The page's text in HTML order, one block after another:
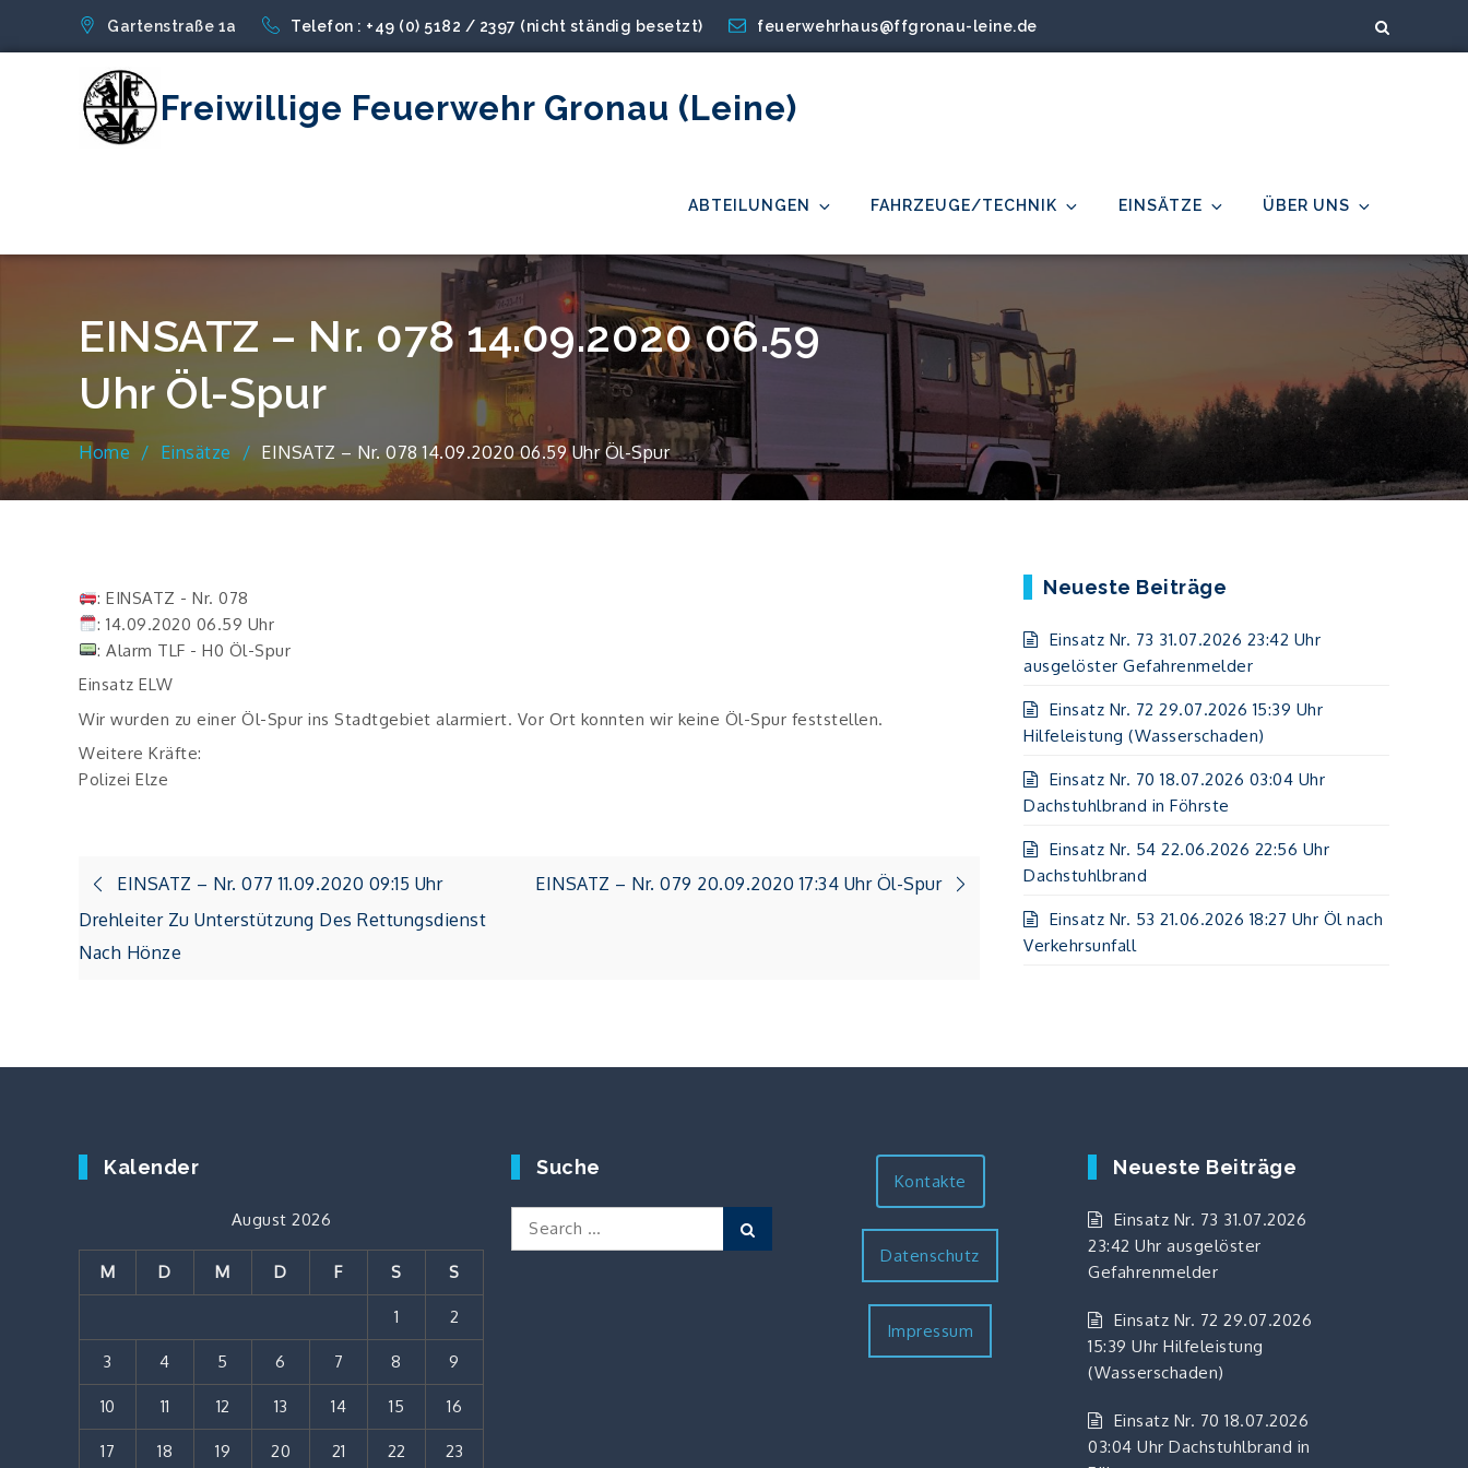
Gartenstraße 1a Telefon : +49 (0) 5182 / 2397 (nicht ständig besetzt) feuerwehrhaus@ffgronau-leine.de
Freiwillige Feuerwehr Gronau (Leine)
ABTEILUNGEN FAHRZEUGE/TECHNIK EINSÄTZE ÜBER UNS
EINSATZ – Nr. 078 14.09.2020 06.59
Uhr Öl-Spur
Home Einsätze EINSATZ – Nr. 078 14.09.2020 06.59 Uhr Öl-Spur
: EINSATZ - Nr. 078
: 14.09.2020 06.59 Uhr
: Alarm TLF - H0 Öl-Spur
Einsatz ELW
Wir wurden zu einer Öl-Spur ins Stadtgebiet alarmiert. Vor Ort konnten wir keine Öl-Spur feststellen.
Weitere Kräfte:
Polizei Elze
Beitragsnavigation
EINSATZ – Nr. 077 11.09.2020 09:15 Uhr
Drehleiter Zu Unterstützung Des Rettungsdienst
Nach Hönze
EINSATZ – Nr. 079 20.09.2020 17:34 Uhr Öl-Spur
Neueste Beiträge
Einsatz Nr. 73 31.07.2026 23:42 Uhr
ausgelöster Gefahrenmelder
Einsatz Nr. 72 29.07.2026 15:39 Uhr
Hilfeleistung (Wasserschaden)
Einsatz Nr. 70 18.07.2026 03:04 Uhr
Dachstuhlbrand in Föhrste
Einsatz Nr. 54 22.06.2026 22:56 Uhr
Dachstuhlbrand
Einsatz Nr. 53 21.06.2026 18:27 Uhr Öl nach
Verkehrsunfall
Kalender
August 2026
M D M D F S S
1 2
3 4 5 6 7 8 9
10 11 12 13 14 15 16
17 18 19 20 21 22 23
Suche
Search
Kontakte
Datenschutz
Impressum
Neueste Beiträge
Einsatz Nr. 73 31.07.2026
23:42 Uhr ausgelöster
Gefahrenmelder
Einsatz Nr. 72 29.07.2026
15:39 Uhr Hilfeleistung
(Wasserschaden)
Einsatz Nr. 70 18.07.2026
03:04 Uhr Dachstuhlbrand in